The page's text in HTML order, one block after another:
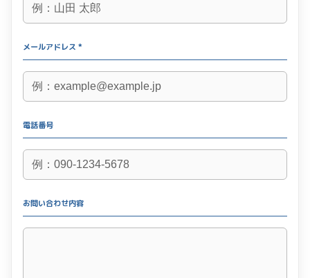
メールアドレス *
電話番号
お問い合わせ内容